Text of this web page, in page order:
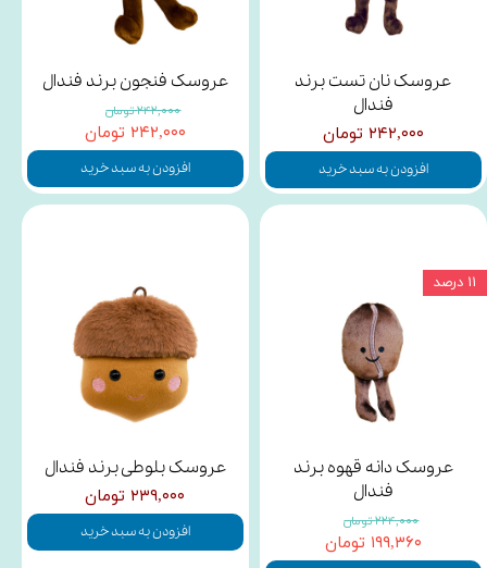
عروسک نان تست برند
فندال
۲۴۲,۰۰۰ تومان
افزودن به سبد خرید
عروسک فنجون برند فندال
۲۴۲,۰۰۰ تومان
۲۴۲,۰۰۰ تومان
افزودن به سبد خرید
عروسک دانه قهوه برند
فندال
۲۲۴,۰۰۰ تومان
۱۹۹,۳۶۰ تومان
۱۱ درصد
عروسک بلوطی برند فندال
۲۳۹,۰۰۰ تومان
افزودن به سبد خرید